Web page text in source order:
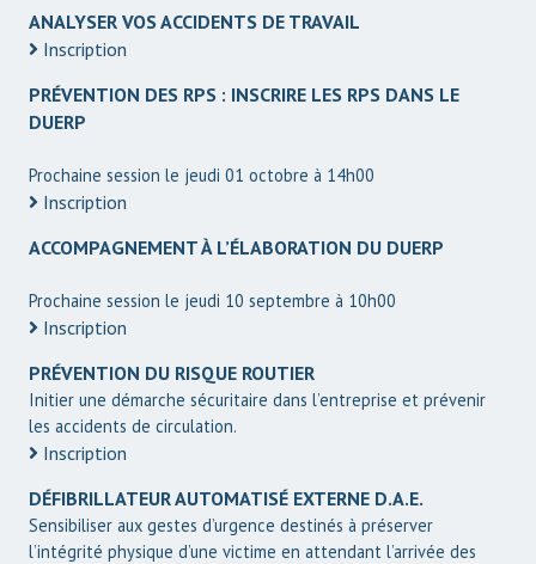
ANALYSER VOS ACCIDENTS DE TRAVAIL
Inscription
PRÉVENTION DES RPS : INSCRIRE LES RPS DANS LE
DUERP
Prochaine session le jeudi 01 octobre à 14h00
Inscription
ACCOMPAGNEMENT À L’ÉLABORATION DU DUERP
Prochaine session le jeudi 10 septembre à 10h00
Inscription
PRÉVENTION DU RISQUE ROUTIER
Initier une démarche sécuritaire dans l’entreprise et prévenir
les accidents de circulation.
Inscription
DÉFIBRILLATEUR AUTOMATISÉ EXTERNE D.A.E.
Sensibiliser aux gestes d’urgence destinés à préserver
l’intégrité physique d’une victime en attendant l’arrivée des